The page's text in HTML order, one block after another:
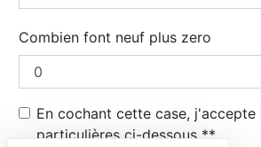
Combien font neuf plus zero
En cochant cette case,
particulières ci-dessous **